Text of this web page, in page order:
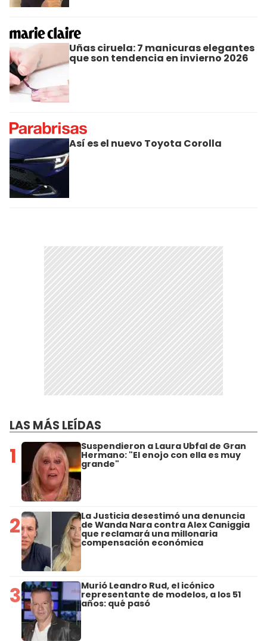
Uñas ciruela: 7 manicuras elegantes
que son tendencia en invierno 2026
Así es el nuevo Toyota Corolla
LAS MÁS LEÍDAS
1 Suspendieron a Laura Ubfal de Gran
Hermano: "El enojo con ella es muy
grande"
2 La Justicia desestimó una denuncia
de Wanda Nara contra Alex Caniggia
que reclamará una millonaria
compensación económica
3 Murió Leandro Rud, el icónico
representante de modelos, a los 51
años: qué pasó